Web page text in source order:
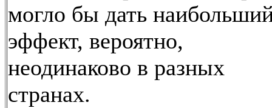
могло бы дать
эффект, вероятно,
неодинаково в разных
странах.